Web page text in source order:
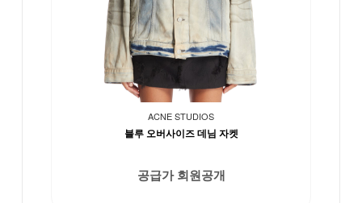
ACNE STUDIOS
블루 오버사이즈 데님 자켓
공급가 회원공개